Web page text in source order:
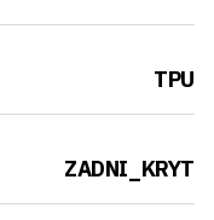
TPU
ZADNI_KRYT